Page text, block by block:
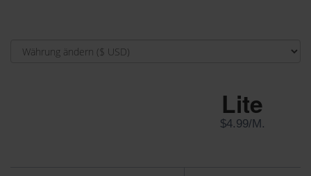
Lite
$4.99/M.